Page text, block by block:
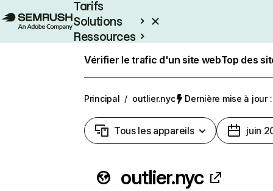
Tarifs
Solutions
Ressources
Vérifier le trafic d'un site webTop des
Principal / outlier.nyc Dernière mise à jour
Tous les appareils juin
outlier.nyc